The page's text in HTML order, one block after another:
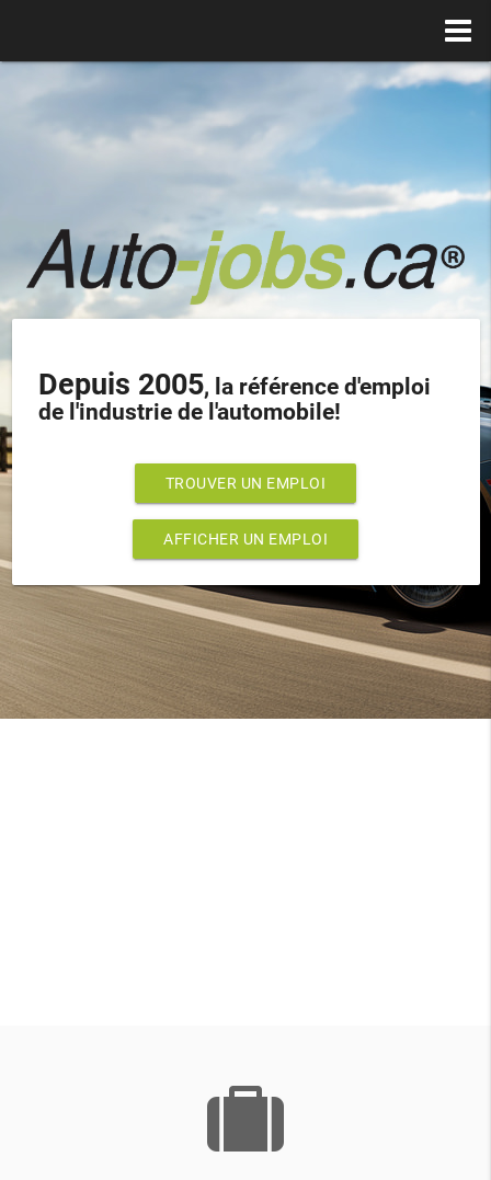
Depuis 2005, la référence d'emploi
de l'industrie de l'automobile!
TROUVER UN EMPLOI
AFFICHER UN EMPLOI